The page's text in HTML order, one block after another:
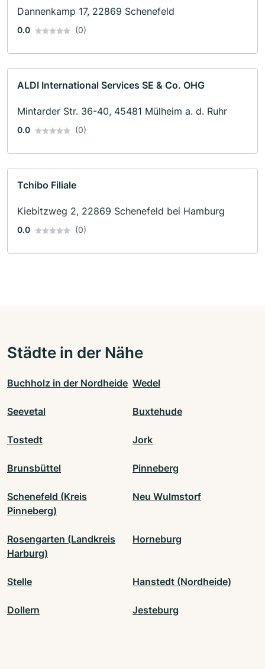
Dannenkamp 17, 22869 Schenefeld
0.0 (0)
ALDI International Services SE & Co. OHG
Mintarder Str. 36-40, 45481 Mülheim a. d. Ruhr
0.0 (0)
Tchibo Filiale
Kiebitzweg 2, 22869 Schenefeld bei Hamburg
0.0 (0)
Städte in der Nähe
Buchholz in der Nordheide Wedel
Seevetal Buxtehude
Tostedt Jork
Brunsbüttel Pinneberg
Schenefeld (Kreis
Pinneberg)
Neu Wulmstorf
Rosengarten (Landkreis
Harburg)
Horneburg
Stelle Hanstedt (Nordheide)
Dollern Jesteburg